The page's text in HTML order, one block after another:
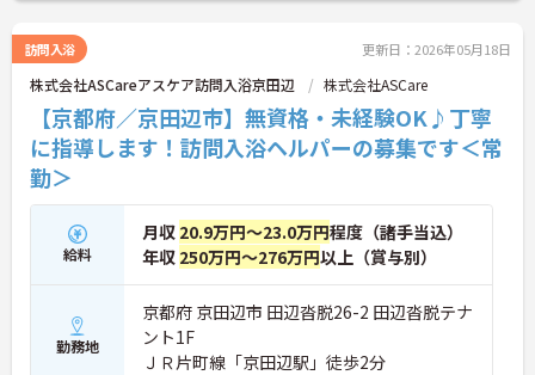
訪問入浴 更新日：2026年05月18日
株式会社ASCareアスケア訪問入浴京田辺 株式会社ASCare
【京都府／京田辺市】無資格・未経験OK♪丁寧
に指導します！訪問入浴ヘルパーの募集です＜常
勤＞
給料
月収 20.9万円～23.0万円程度（諸手当込）
年収 250万円～276万円以上（賞与別）
勤務地
京都府 京田辺市 田辺沓脱26-2 田辺沓脱テナ
ント1F
ＪＲ片町線「京田辺駅」徒歩2分